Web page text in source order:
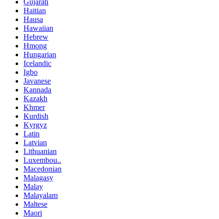
Haitian
Hausa
Hawaiian
Hebrew
Hmong
Hungarian
Icelandic
Igbo
Javanese
Kannada
Kazakh
Khmer
Kurdish
Kyrgyz
Latin
Latvian
Lithuanian
Luxembou..
Macedonian
Malagasy
Malay
Malayalam
Maltese
Maori